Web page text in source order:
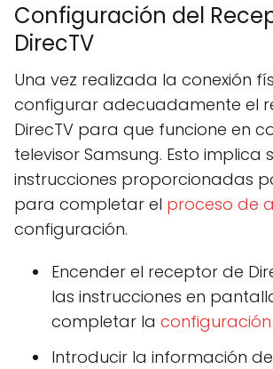
Configuración del
DirecTV
Una vez realizada la conexión
configurar adecuadamente el
DirecTV para que funcione en
televisor Samsung. Esto implica
instrucciones proporcionadas
para completar el proceso de
configuración.
Encender el receptor de
las instrucciones en
completar la configuración
Introducir la información